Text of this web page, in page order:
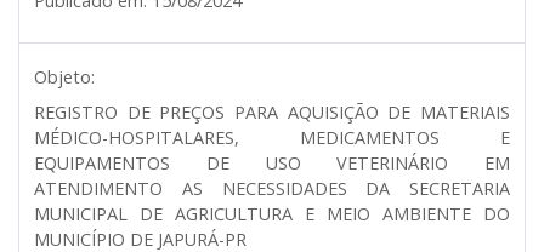
Objeto:
REGISTRO DE PREÇOS PARA AQUISIÇÃO DE MATERIAIS
MÉDICO-HOSPITALARES, MEDICAMENTOS E
EQUIPAMENTOS DE USO VETERINÁRIO EM
ATENDIMENTO AS NECESSIDADES DA SECRETARIA
MUNICIPAL DE AGRICULTURA E MEIO AMBIENTE DO
MUNICÍPIO DE JAPURÁ-PR